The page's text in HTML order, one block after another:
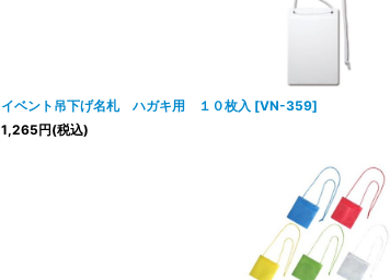
イベント吊下げ名札 ハガキ用 １０枚入 [VN-359]
1,265円(税込)